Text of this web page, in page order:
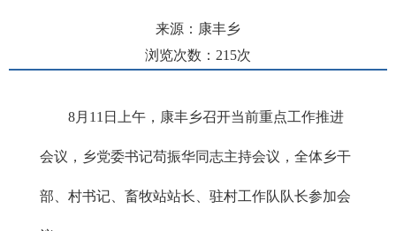
来源：康丰乡
浏览次数： 215次
8月11日上午，康丰乡召开当前重点工作推进
会议，乡党委书记苟振华同志主持会议，全体乡干
部、村书记、畜牧站站长、驻村工作队队长参加会